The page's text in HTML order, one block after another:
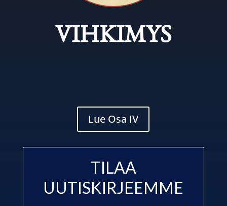
VIHKIMYS
Lue Osa IV
TILAA
UUTISKIRJEEMME